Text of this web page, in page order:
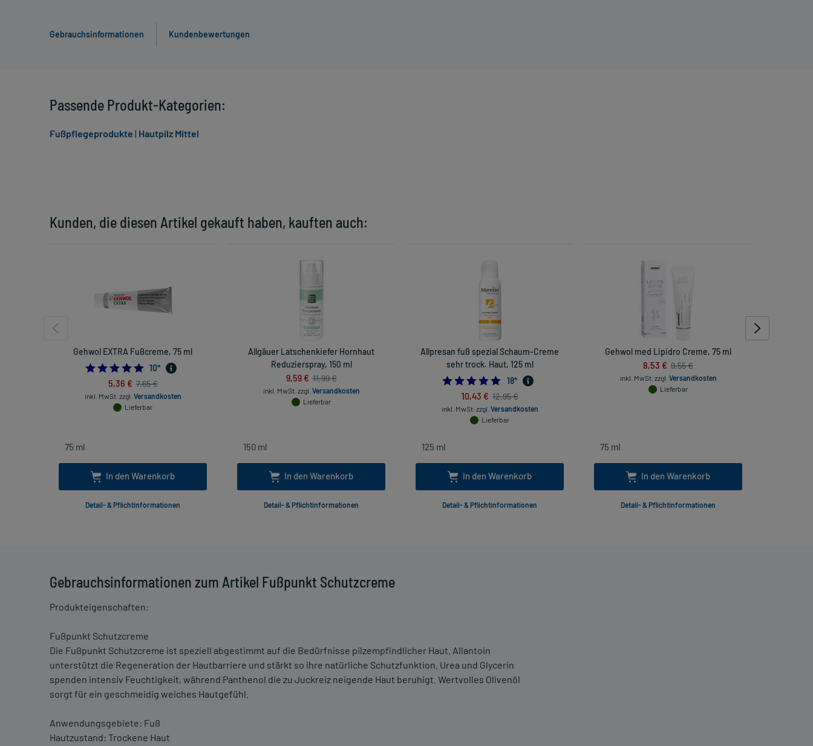
Gebrauchsinformationen Kundenbewertungen
Gebrauchsinformationen zum Artikel Fußpunkt Schutzcreme
Produkteigenschaften:
Fußpunkt Schutzcreme
Die Fußpunkt Schutzcreme ist speziell abgestimmt auf die Bedürfnisse pilzempfindlicher Haut. Allantoin
unterstützt die Regeneration der Hautbarriere und stärkt so ihre natürliche Schutzfunktion. Urea und Glycerin
spenden intensiv Feuchtigkeit, während Panthenol die zu Juckreiz neigende Haut beruhigt. Wertvolles Olivenöl
sorgt für ein geschmeidig weiches Hautgefühl.
Anwendungsgebiete: Fuß
Hautzustand: Trockene Haut
Kunden, die diesen Artikel gekauft haben, kauften auch:
Gehwol EXTRA Fußcreme, 75 ml
5.0
10*
5,36 € 7,65 €
inkl. MwSt. zzgl. Versandkosten
Lieferbar
In den Warenkorb
Detail- & Pflichtinformationen
Allgäuer Latschenkiefer Hornhaut
Reduzierspray, 150 ml
9,59 € 11,99 €
inkl. MwSt. zzgl. Versandkosten
Lieferbar
In den Warenkorb
Detail- & Pflichtinformationen
Allpresan fuß spezial Schaum-Creme
sehr trock. Haut, 125 ml
4.944444444444445
18*
10,43 € 12,95 €
inkl. MwSt. zzgl. Versandkosten
Lieferbar
In den Warenkorb
Detail- & Pflichtinformationen
Gehwol med Lipidro Creme, 75 ml
8,53 € 9,55 €
inkl. MwSt. zzgl. Versandkosten
Lieferbar
In den Warenkorb
Detail- & Pflichtinformationen
Passende Produkt-Kategorien:
Fußpflegeprodukte | Hautpilz Mittel